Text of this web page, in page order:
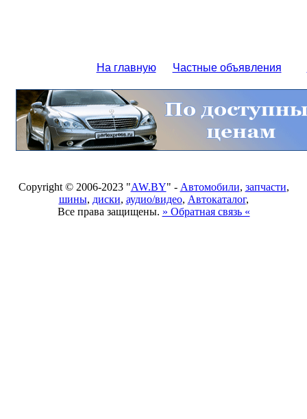
На главную Частные объявления
Copyright © 2006-2023 "AW.BY" - Автомобили, запчасти,
шины, диски, аудио/видео, Автокаталог,
Все права защищены. » Обратная связь «